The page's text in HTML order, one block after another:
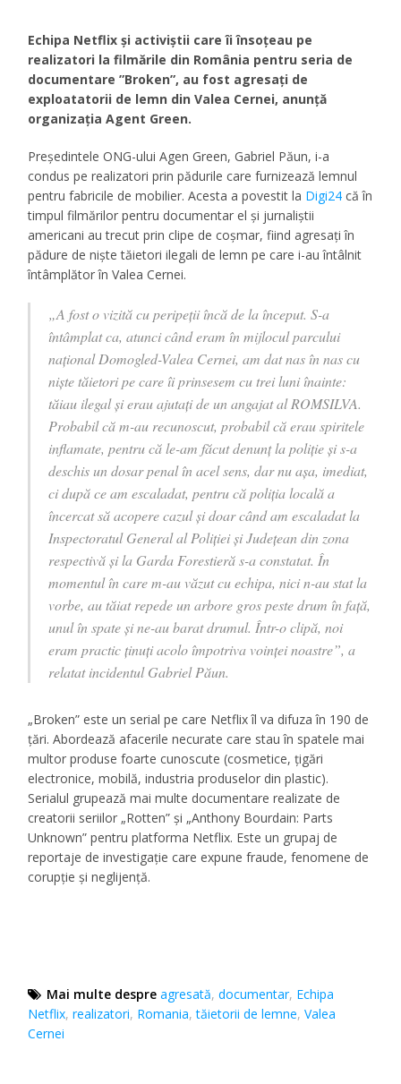
Echipa Netflix şi activiştii care îi însoţeau pe
realizatori la filmările din România pentru seria de
documentare ”Broken”, au fost agresaţi de
exploatatorii de lemn din Valea Cernei, anunţă
organizaţia Agent Green.
Președintele ONG-ului Agen Green, Gabriel Păun, i-a
condus pe realizatori prin pădurile care furnizează lemnul
pentru fabricile de mobilier. Acesta a povestit la Digi24 că în
timpul filmărilor pentru documentar el şi jurnaliştii
americani au trecut prin clipe de coşmar, fiind agresați în
pădure de niște tăietori ilegali de lemn pe care i-au întâlnit
întâmplător în Valea Cernei.
„A fost o vizită cu peripeții încă de la început. S-a
întâmplat ca, atunci când eram în mijlocul parcului
național Domogled-Valea Cernei, am dat nas în nas cu
niște tăietori pe care îi prinsesem cu trei luni înainte:
tăiau ilegal și erau ajutați de un angajat al ROMSILVA.
Probabil că m-au recunoscut, probabil că erau spiritele
inflamate, pentru că le-am făcut denunț la poliție și s-a
deschis un dosar penal în acel sens, dar nu așa, imediat,
ci după ce am escaladat, pentru că poliția locală a
încercat să acopere cazul și doar când am escaladat la
Inspectoratul General al Poliției și Județean din zona
respectivă și la Garda Forestieră s-a constatat. În
momentul în care m-au văzut cu echipa, nici n-au stat la
vorbe, au tăiat repede un arbore gros peste drum în față,
unul în spate și ne-au barat drumul. Într-o clipă, noi
eram practic ținuți acolo împotriva voinței noastre”, a
relatat incidentul Gabriel Păun.
„Broken” este un serial pe care Netflix îl va difuza în 190 de
țări. Abordează afacerile necurate care stau în spatele mai
multor produse foarte cunoscute (cosmetice, țigări
electronice, mobilă, industria produselor din plastic).
Serialul grupează mai multe documentare realizate de
creatorii seriilor „Rotten” și „Anthony Bourdain: Parts
Unknown” pentru platforma Netflix. Este un grupaj de
reportaje de investigație care expune fraude, fenomene de
corupție și neglijență.
Mai multe despre agresată,documentar, Echipa
Netflix,realizatori, Romania,tăietorii de lemne,Valea
Cernei